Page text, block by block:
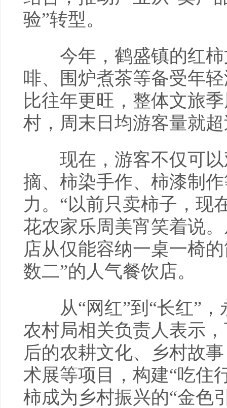
验”转型。
今年，鹤盛镇的红柿
啡、围炉煮茶等备受年
比往年更旺，整体文旅
村，周末日均游客量就
现在，游客不仅可以
摘、柿染手作、柿漆制
力。“以前只卖柿子，现
花农家乐周美宵笑着说
店从仅能容纳一桌一椅
数二”的人气餐饮店。
从“网红”到“长红”，
农村局相关负责人表示
后的农耕文化、乡村故
术展等项目，构建“吃住
柿成为乡村振兴的“金色